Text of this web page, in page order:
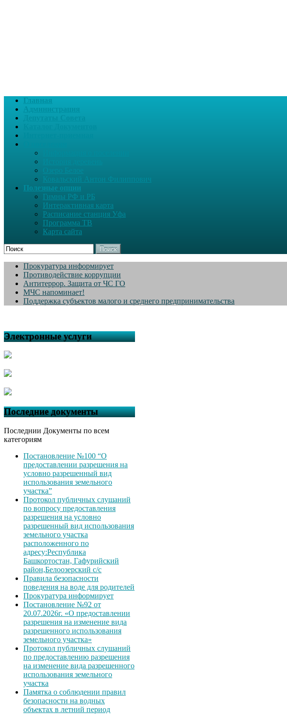
Главная
Администрация
Ковальский Антон Филиппович
Полезные опции
Гимны РФ и РБ
Интерактивная карта
Расписание станция Уфа
Программа ТВ
Карта сайта
Поиск
Прокуратура информирует
Противодействие коррупции
Антитеррор. Защита от ЧС ГО
МЧС напоминает!
Поддержка субъектов малого и среднего предпринимательства
Электронные услуги
Последние документы
Последнии Документы по всем
категориям
Постановление №100 “О
предоставлении разрешения на
условно разрешенный вид
использования земельного
участка”
Протокол публичных слушаний
по вопросу предоставления
разрешения на условно
разрешенный вид использования
земельного участка
расположенного по
адресу:Республика
Башкортостан, Гафурийский
район,Белоозерский с/с
Правила безопасности
поведения на воде для родителей
Прокуратура информирует
Постановление №92 от
20.07.2026г. «О предоставлении
разрешения на изменение вида
разрешенного использования
земельного участка»
Протокол публичных слушаний
по предоставлению разрешения
на изменение вида разрешенного
использования земельного
участка
Памятка о соблюдении правил
безопасности на водных
объектах в летний период